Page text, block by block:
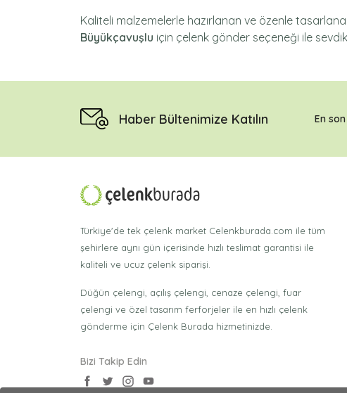
Kaliteli malzemelerle hazırlanan ve özenle
Büyükçavuşlu için çelenk gönder seçeneği ile
Haber Bültenimize Katılın En
Türkiye'de tek çelenk market Celenkburada.com ile tüm
şehirlere aynı gün içerisinde hızlı teslimat garantisi ile
kaliteli ve ucuz çelenk siparişi.
Düğün çelengi, açılış çelengi, cenaze çelengi, fuar
çelengi ve özel tasarım ferforjeler ile en hızlı çelenk
gönderme için Çelenk Burada hizmetinizde.
Bizi Takip Edin